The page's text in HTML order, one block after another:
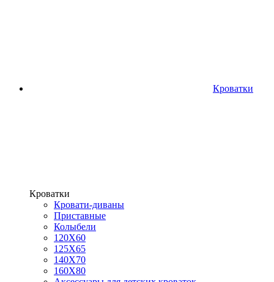
Кроватки
Кроватки
Кровати-диваны
Приставные
Колыбели
120Х60
125X65
140Х70
160Х80